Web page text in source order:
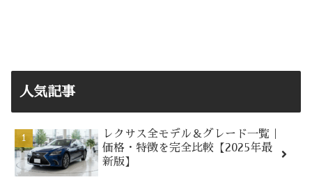
人気記事
レクサス全モデル＆グレード一覧｜
価格・特徴を完全比較【2025年最
新版】